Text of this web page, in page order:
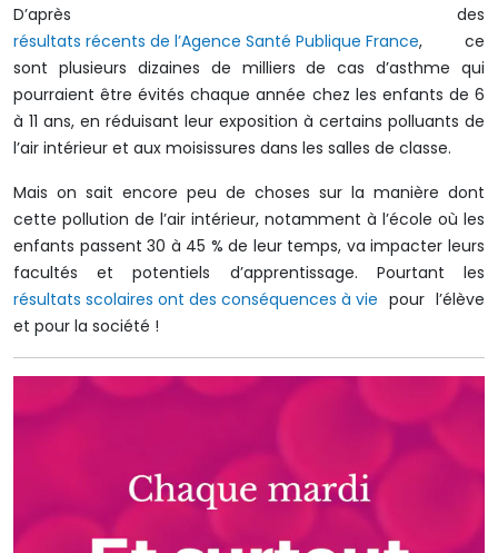
D’après des
résultats récents de l’Agence Santé Publique France, ce
sont plusieurs dizaines de milliers de cas d’asthme qui
pourraient être évités chaque année chez les enfants de 6
à 11 ans, en réduisant leur exposition à certains polluants de
l’air intérieur et aux moisissures dans les salles de classe.
Mais on sait encore peu de choses sur la manière dont
cette pollution de l’air intérieur, notamment à l’école où les
enfants passent 30 à 45 % de leur temps, va impacter leurs
facultés et potentiels d’apprentissage. Pourtant les
résultats scolaires ont des conséquences à vie pour l’élève
et pour la société !